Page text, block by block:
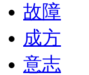
故障
成方
意志